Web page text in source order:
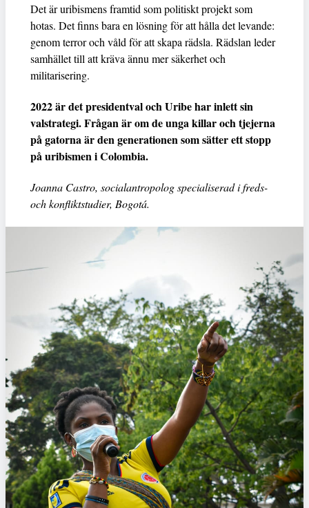
Det är uribismens framtid som politiskt projekt som
hotas. Det finns bara en lösning för att hålla det levande:
genom terror och våld för att skapa rädsla. Rädslan leder
samhället till att kräva ännu mer säkerhet och
militarisering.
2022 är det presidentval och Uribe har inlett sin
valstrategi. Frågan är om de unga killar och tjejerna
på gatorna är den generationen som sätter ett stopp
på uribismen i Colombia.
Joanna Castro, socialantropolog specialiserad i freds-
och konfliktstudier, Bogotá.